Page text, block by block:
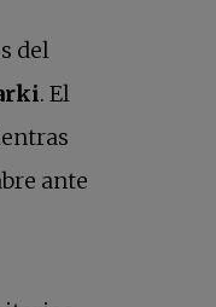
del
. El
ante